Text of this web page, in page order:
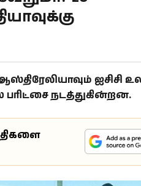
ஐசிசி
நடத்துகின்றன.